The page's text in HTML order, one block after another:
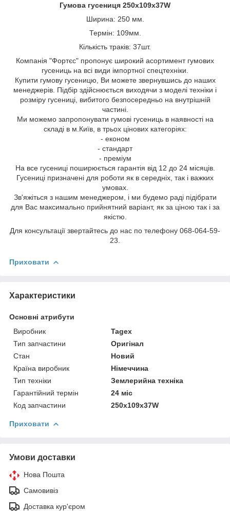
Гумова гусениця 250х109х37W
Ширина: 250 мм.
Термін: 109мм.
Кількість траків: 37шт.
Компанія "Фортєс" пропонує широкий асортимент гумових
гусениць на всі види імпортної спецтехніки.
Купити гумову гусеницю, Ви можете звернувшись до наших
менеджерів. Підбір здійснюється виходячи з моделі техніки і
розміру гусениці, вибитого безпосередньо на внутрішній
частині.
Ми можемо запропонувати гумові гусениць в наявності на
складі в м.Київ, в трьох цінових категоріях:
- економ
- стандарт
- преміум
На все гусениці поширюється гарантія від 12 до 24 місяців.
Гусениці призначені для роботи як в середніх, так і важких
умовах.
Зв'яжіться з нашим менеджером, і ми будемо раді підібрати
для Вас максимально прийнятний варіант, як за ціною так і за
якістю.
Для консультації звертайтесь до нас по телефону 068-064-59-
23.
Приховати
Характеристики
Основні атрибути
Виробник
Tagex
Тип запчастини
Оригінал
Стан
Новий
Країна виробник
Німеччина
Тип техніки
Землерийна техніка
Гарантійний термін
24 міс
Код запчастини
250х109х37W
Приховати
Умови доставки
Нова Пошта
Самовивіз
Доставка кур'єром